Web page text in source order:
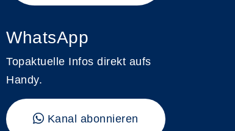
WhatsApp
Topaktuelle Infos direkt aufs
Handy.
Kanal abonnieren